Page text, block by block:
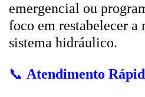
emergencial ou
foco em restabelecer a
sistema hidráulico.
📞 Atendimento